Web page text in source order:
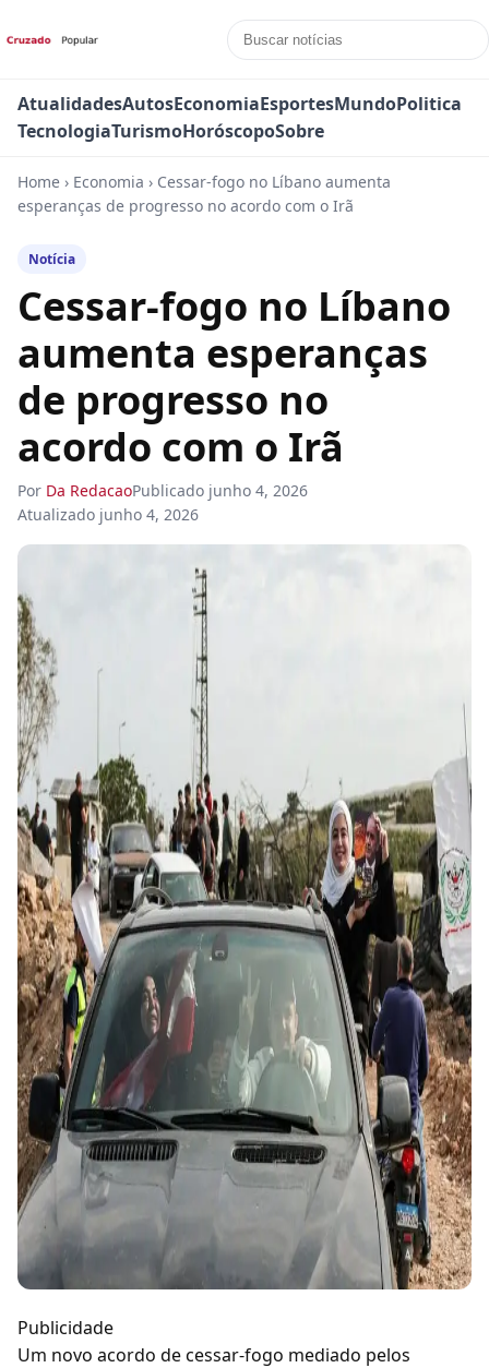
AtualidadesAutosEconomiaEsportesMundoPolitica
TecnologiaTurismoHoróscopoSobre
Home › Economia › Cessar-fogo no Líbano aumenta
esperanças de progresso no acordo com o Irã
Notícia
Cessar-fogo no Líbano
aumenta esperanças
de progresso no
acordo com o Irã
Por Da RedacaoPublicado junho 4, 2026
Atualizado junho 4, 2026
Publicidade
Um novo acordo de cessar-fogo mediado pelos